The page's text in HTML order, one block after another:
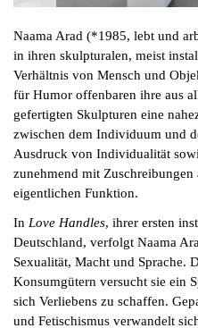
DATENSCHUTZ
Naama Arad (*1985, lebt und
in ihren skulpturalen, meist
Verhältnis von Mensch und
für Humor offenbaren ihre aus
gefertigten Skulpturen eine
zwischen dem Individuum und
Ausdruck von Individualität
zunehmend mit
eigentlichen Funktion.
In Love Handles, ihrer ersten
Deutschland, verfolgt Naama
Sexualität, Macht und Sprache.
Konsumgütern versucht sie ein
sich Verliebens zu schaffen.
und Fetischismus verwandelt